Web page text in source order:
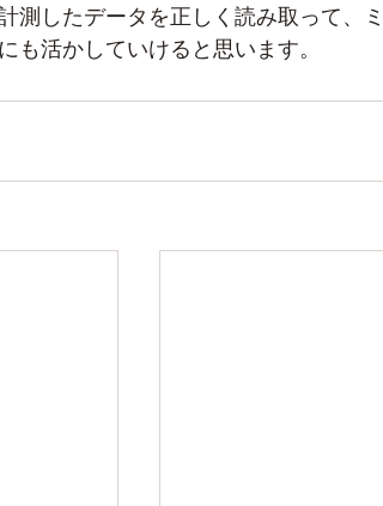
測したデータを正しく読み取って、ミ
活かしていけると思います。